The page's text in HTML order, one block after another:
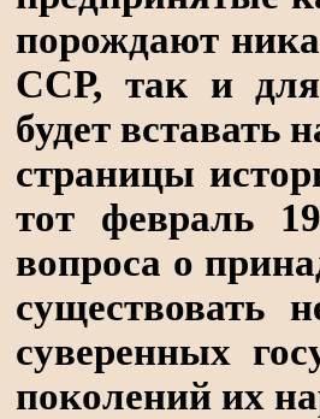
порождают
ССР, так и для
будет вставать
страницы
тот февраль
вопроса о
существовать
суверенных
поколений их